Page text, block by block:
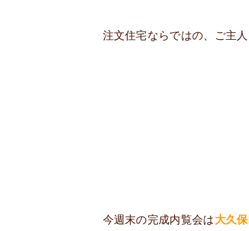
注文住宅ならではの、ご主
今週末の完成内覧会は大久